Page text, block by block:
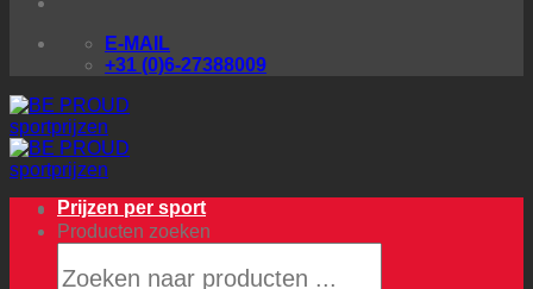
E-MAIL
+31 (0)6-27388009
Producten zoeken
Prijzen per sport